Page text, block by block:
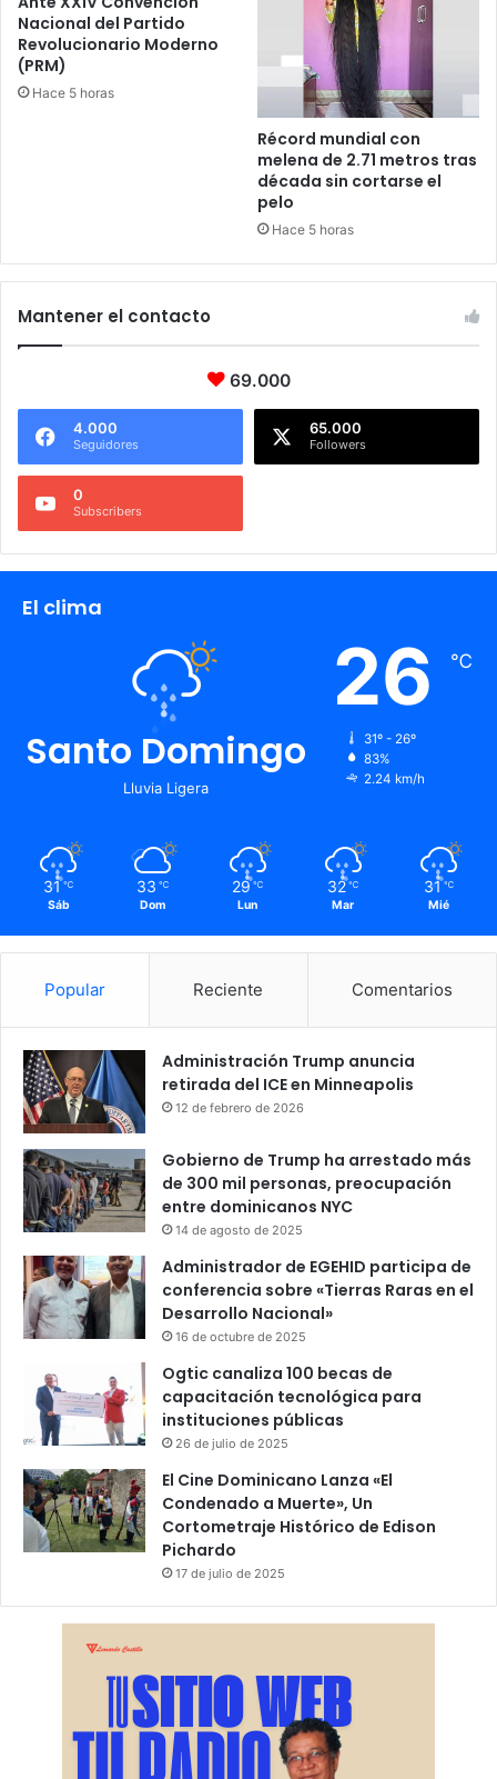
Nacional del Partido
Revolucionario Moderno
(PRM)
Hace 5 horas
Récord mundial con
melena de 2.71 metros tras
década sin cortarse el
pelo
Hace 5 horas
Mantener el contacto
69.000
4.000
Seguidores
65.000
Followers
0
Subscribers
El clima
Santo Domingo
Lluvia Ligera
26 ℃
31º - 26º
83%
2.24 km/h
31 ℃
Sáb
33 ℃
Dom
29 ℃
Lun
32 ℃
Mar
31 ℃
Mié
Popular Reciente Comentarios
Administración Trump anuncia
retirada del ICE en Minneapolis
12 de febrero de 2026
Gobierno de Trump ha arrestado más
de 300 mil personas, preocupación
entre dominicanos NYC
14 de agosto de 2025
Administrador de EGEHID participa de
conferencia sobre «Tierras Raras en el
Desarrollo Nacional»
16 de octubre de 2025
Ogtic canaliza 100 becas de
capacitación tecnológica para
instituciones públicas
26 de julio de 2025
El Cine Dominicano Lanza «El
Condenado a Muerte», Un
Cortometraje Histórico de Edison
Pichardo
17 de julio de 2025